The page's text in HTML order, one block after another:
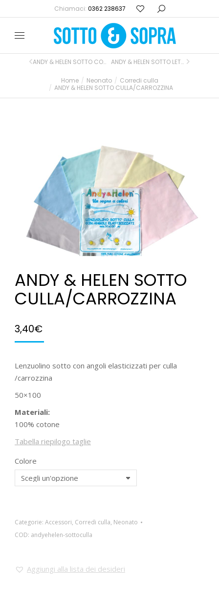
Chiamaci: 0362 238637
Home Neonato
Corredi culla
ANDY & HELEN SOTTO CULLA/CARROZZINA
ANDY & HELEN SOTTO CON ELASTICI PER BRANDINA ASILO ANDY & HELEN SOTTO LETTINO
ANDY & HELEN SOTTO
CULLA/CARROZZINA
3,40€
Lenzuolino sotto con angoli elasticizzati per culla
/carrozzina
50×100
Materiali:
100% cotone
Tabella riepilogo taglie
Colore
Categorie: Accessori, Corredi culla, Neonato
COD: andyehelen-sottoculla
Aggiungi alla lista dei desideri